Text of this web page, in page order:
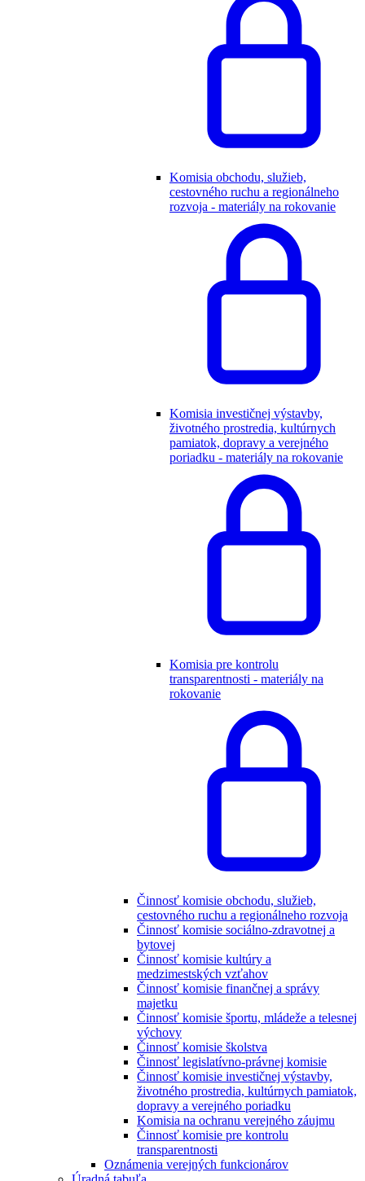
Komisia obchodu, služieb,
cestovného ruchu a regionálneho
rozvoja - materiály na rokovanie
Komisia investičnej výstavby,
životného prostredia, kultúrnych
pamiatok, dopravy a verejného
poriadku - materiály na rokovanie
Komisia pre kontrolu
transparentnosti - materiály na
rokovanie
Činnosť komisie obchodu, služieb,
cestovného ruchu a regionálneho rozvoja
Činnosť komisie sociálno-zdravotnej a
bytovej
Činnosť komisie kultúry a
medzimestských vzťahov
Činnosť komisie finančnej a správy
majetku
Činnosť komisie športu, mládeže a telesnej
výchovy
Činnosť komisie školstva
Činnosť legislatívno-právnej komisie
Činnosť komisie investičnej výstavby,
životného prostredia, kultúrnych pamiatok,
dopravy a verejného poriadku
Komisia na ochranu verejného záujmu
Činnosť komisie pre kontrolu
transparentnosti
Oznámenia verejných funkcionárov